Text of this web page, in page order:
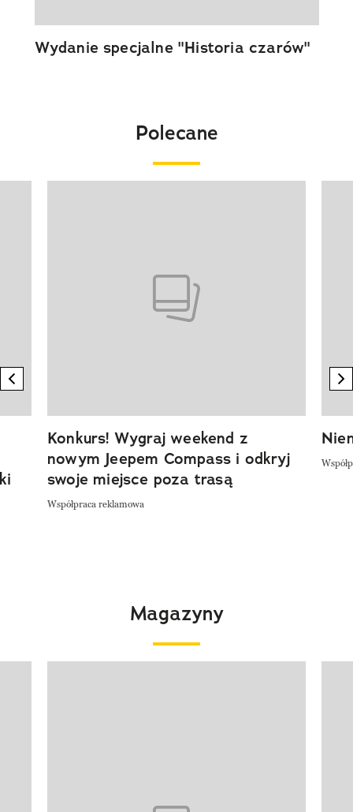
Wydanie specjalne "Historia czarów"
Polecane
previous element
Konkurs! Wygraj weekend z
nowym Jeepem Compass i odkryj
swoje miejsce poza trasą
Współpraca reklamowa
Magazyny